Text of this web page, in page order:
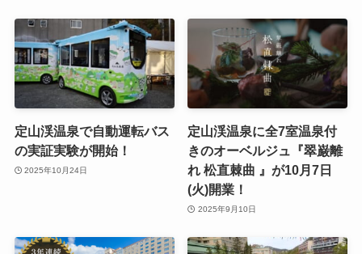
定山渓温泉で自動運転バス
の実証実験が開始！
2025年10月24日
定山渓温泉に全7室温泉付
きのオーベルジュ『翠巌離
れ 松直棘曲 』が10月7日
(火)開業！
2025年9月10日